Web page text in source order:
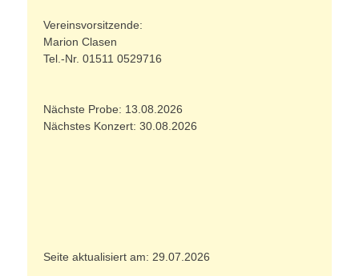
Vereinsvorsitzende:
Marion Clasen
Tel.-Nr. 01511 0529716
Nächste Probe: 13.08.2026
Nächstes Konzert: 30.08.2026
Seite aktualisiert am: 29.07.2026